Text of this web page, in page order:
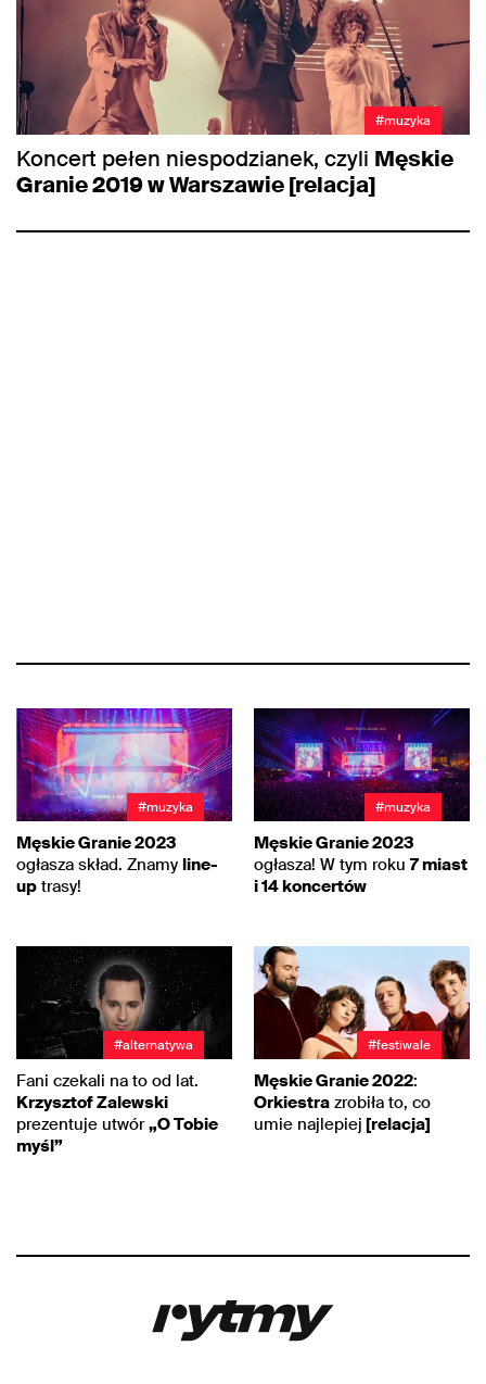
#muzyka
Koncert pełen niespodzianek, czyli Męskie
Granie 2019 w Warszawie [relacja]
#muzyka
Męskie Granie 2023
ogłasza skład. Znamy line-
up trasy!
#muzyka
Męskie Granie 2023
ogłasza! W tym roku 7 miast
i 14 koncertów
#alternatywa
Fani czekali na to od lat.
Krzysztof Zalewski
prezentuje utwór„O Tobie
myśl”
#festiwale
Męskie Granie 2022:
Orkiestra zrobiła to, co
umie najlepiej [relacja]